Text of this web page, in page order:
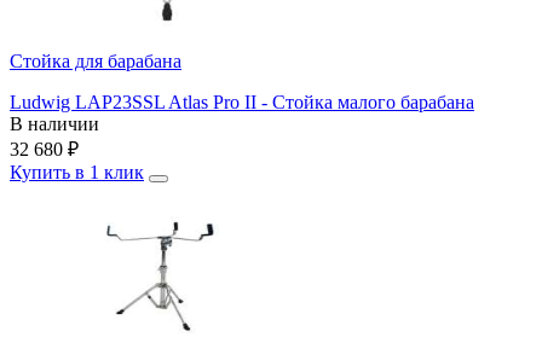
Стойка для барабана
Ludwig LAP23SSL Atlas Pro II - Стойка малого барабана
В наличии
32 680 ₽
Купить в 1 клик